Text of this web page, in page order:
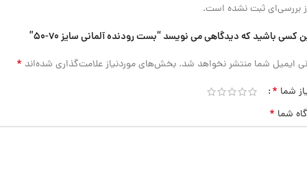
بررسی‌ای ثبت نشده است.
کسی باشید که دیدگاهی می نویسد “بست رودنده آلمانی سایز 70-50”
ایمیل شما منتشر نخواهد شد. بخش‌های موردنیاز علامت‌گذاری شده‌اند *
شما *
شما *